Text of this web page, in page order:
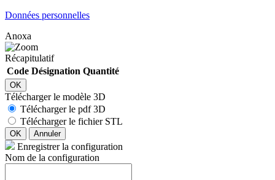
Données personnelles
Anoxa
Récapitulatif
Code Désignation Quantité
OK
Télécharger le modèle 3D
Télécharger le pdf 3D
Télécharger le fichier STL
OK Annuler
Enregistrer la configuration
Nom de la configuration